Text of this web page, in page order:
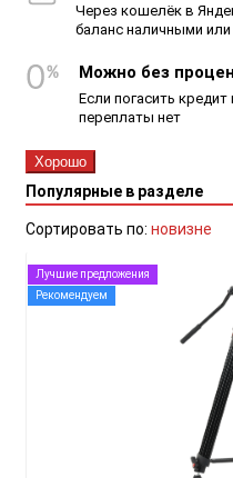
Через кошелёк в
баланс наличными
Можно без
Если погасить
переплаты нет
Хорошо
Популярные в разделе
Сортировать по: новизне
Лучшие предложения
Рекомендуем